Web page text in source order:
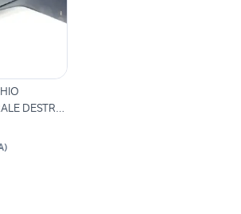
DESTRO
)